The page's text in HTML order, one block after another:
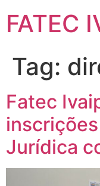
FATEC
Tag:
Fatec
Jurídica